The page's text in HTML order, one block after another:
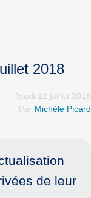
2018
Jeudi 12 juillet 2018
Par Michèle Picard
de leur